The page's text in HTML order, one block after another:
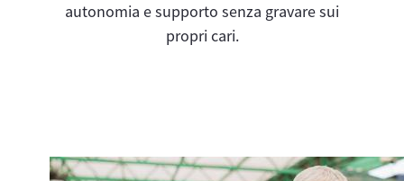
autonomia e supporto senza gravare sui
propri cari.